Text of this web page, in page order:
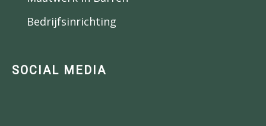
Bedrijfsinrichting
SOCIAL MEDIA